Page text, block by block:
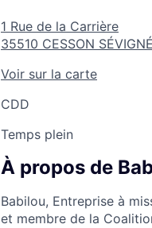
1 Rue de la Carrière
35510 CESSON SÉVIGNÉ
Voir sur la carte
CDD
Temps plein
À propos de
Babilou, Entreprise à
et membre de la